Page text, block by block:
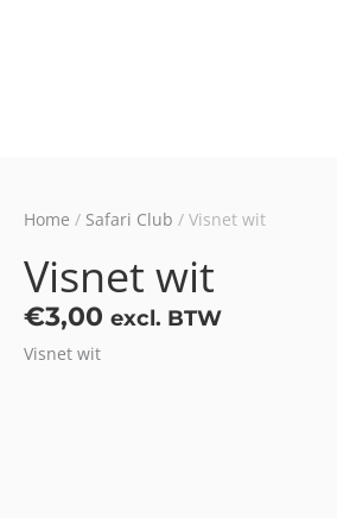
Home / Safari Club / Visnet wit
Visnet wit
€3,00 excl. BTW
Visnet wit